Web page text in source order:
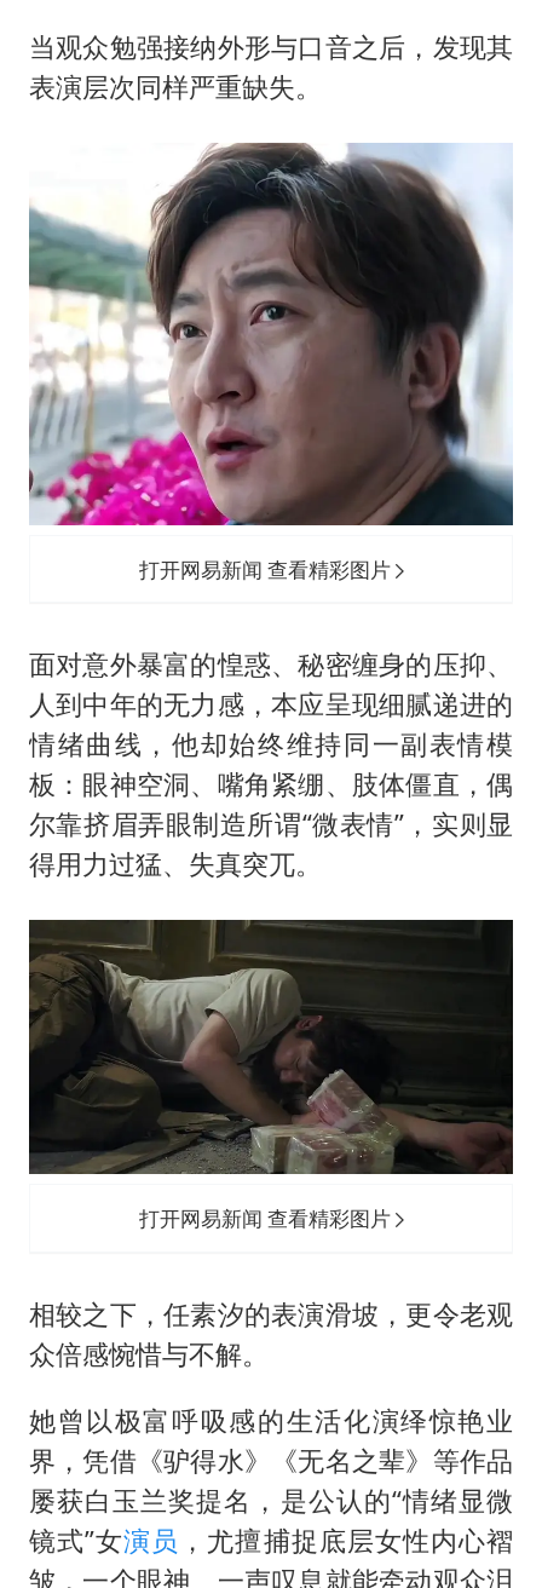
当观众勉强接纳外形与口音之后，发现其
表演层次同样严重缺失。
打开网易新闻 查看精彩图片
面对意外暴富的惶惑、秘密缠身的压抑、
人到中年的无力感，本应呈现细腻递进的
情绪曲线，他却始终维持同一副表情模
板：眼神空洞、嘴角紧绷、肢体僵直，偶
尔靠挤眉弄眼制造所谓“微表情”，实则显
得用力过猛、失真突兀。
打开网易新闻 查看精彩图片
相较之下，任素汐的表演滑坡，更令老观
众倍感惋惜与不解。
她曾以极富呼吸感的生活化演绎惊艳业
界，凭借《驴得水》《无名之辈》等作品
屡获白玉兰奖提名，是公认的“情绪显微
镜式”女演员 ，尤擅捕捉底层女性内心褶
皱，一个眼神、一声叹息就能牵动观众泪